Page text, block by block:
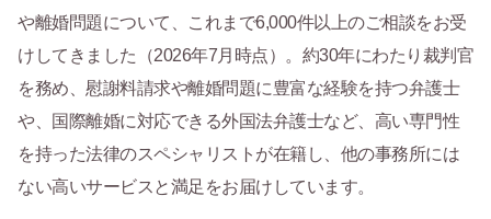
や離婚問題について、これまで6,000件以上のご相談をお受
けしてきました（2026年7月時点）。約30年にわたり裁判官
を務め、慰謝料請求や離婚問題に豊富な経験を持つ弁護士
や、国際離婚に対応できる外国法弁護士など、高い専門性
を持った法律のスペシャリストが在籍し、他の事務所には
ない高いサービスと満足をお届けしています。